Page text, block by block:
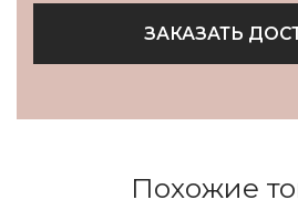
ЗАКАЗАТЬ
Похожие